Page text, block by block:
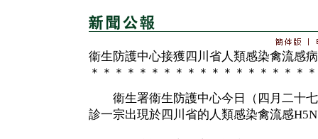
衞生防護中心接獲四川省人類感染禽流感
＊＊＊＊＊＊＊＊＊＊＊＊＊＊＊＊＊＊
衞生署衞生防護中心今日（四月二十七
診一宗出現於四川省的人類感染禽流感